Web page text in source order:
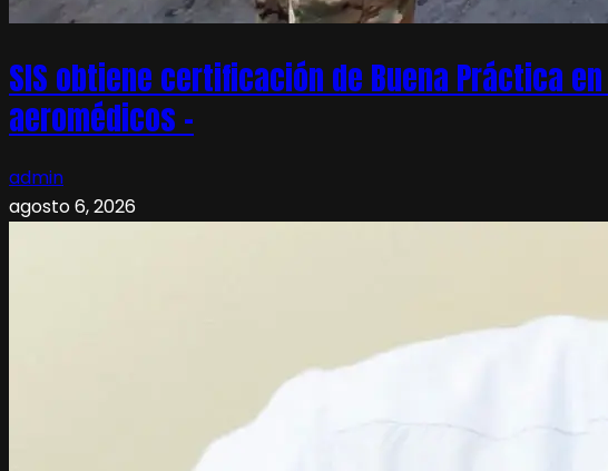
SIS obtiene certificación de Buena Práctica
aeromédicos –
admin
agosto 6, 2026